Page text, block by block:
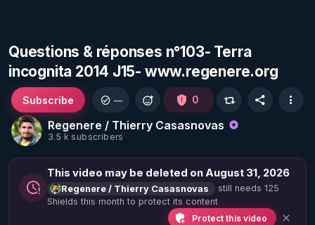
Questions & réponses n°103- Terra
incognita 2014 J15- www.regenere.org
Regenere / Thierry Casasnovas
3.5 k subscribers
Subscribe — 0
This video may be deleted on August 31, 2026
Regenere / Thierry Casasnovas
still needs 125
Shields this month to protect its content
Protect this video